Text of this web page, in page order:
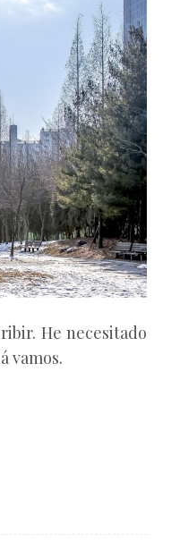
He necesitado
vamos.